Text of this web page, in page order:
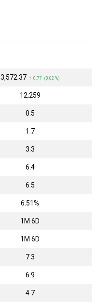
₹3,572.37 ↑ 0.77 (0.02 %)
₹12,259
0.5
1.7
3.3
6.4
6.5
6.51%
1M 6D
1M 6D
7.3
6.9
4.7